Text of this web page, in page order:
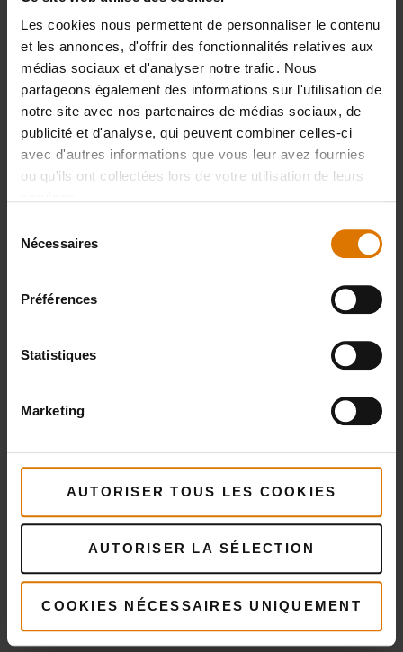
Les cookies nous permettent de personnaliser le contenu
et les annonces, d'offrir des fonctionnalités relatives aux
médias sociaux et d'analyser notre trafic. Nous
partageons également des informations sur l'utilisation de
notre site avec nos partenaires de médias sociaux, de
publicité et d'analyse, qui peuvent combiner celles-ci
avec d'autres informations que vous leur avez fournies
ou qu'ils ont collectées lors de votre utilisation de leurs
Nécessaires
Préférences
Statistiques
Marketing
AUTORISER TOUS LES COOKIES
AUTORISER LA SÉLECTION
COOKIES NÉCESSAIRES UNIQUEMENT
Préparons-nous
Accessoires
recommandés
Premium
détails